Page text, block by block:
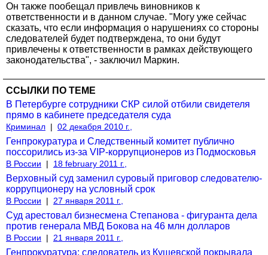
Он также пообещал привлечь виновников к
ответственности и в данном случае. "Могу уже сейчас
сказать, что если информация о нарушениях со стороны
следователей будет подтверждена, то они будут
привлечены к ответственности в рамках действующего
законодательства", - заключил Маркин.
ССЫЛКИ ПО ТЕМЕ
В Петербурге сотрудники СКР силой отбили свидетеля
прямо в кабинете председателя суда
Криминал | 02 декабря 2010 г.,
Генпрокуратура и Следственный комитет публично
поссорились из-за VIP-коррупционеров из Подмосковья
В России | 18 february 2011 г.,
Верховный суд заменил суровый приговор следователю-
коррупционеру на условный срок
В России | 27 января 2011 г.,
Суд арестовал бизнесмена Степанова - фигуранта дела
против генерала МВД Бокова на 46 млн долларов
В России | 21 января 2011 г.,
Генпрокуратура: следователь из Кущевской покрывала